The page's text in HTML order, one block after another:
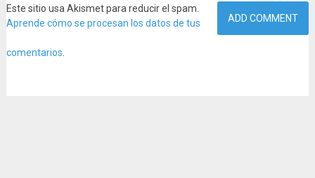
Este sitio usa Akismet para reducir el spam.
Aprende cómo se procesan los datos de tus
comentarios